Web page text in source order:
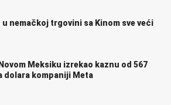
u nemačkoj trgovini sa Kinom sve veći
Meksiku izrekao kaznu od 567
dolara kompaniji Meta